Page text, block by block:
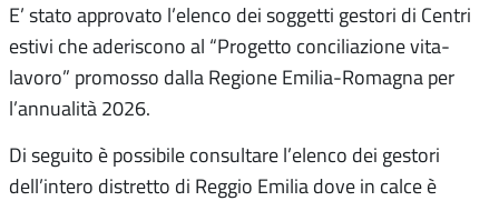
E’ stato approvato l’elenco dei soggetti gestori di Centri
estivi che aderiscono al “Progetto conciliazione vita-
lavoro” promosso dalla Regione Emilia-Romagna per
l’annualità 2026.
Di seguito è possibile consultare l’elenco dei gestori
dell’intero distretto di Reggio Emilia dove in calce è